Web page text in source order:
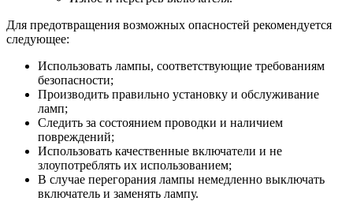
Для предотвращения возможных опасностей рекомендуется
следующее:
Использовать лампы, соответствующие требованиям
безопасности;
Производить правильно установку и обслуживание
ламп;
Следить за состоянием проводки и наличием
повреждений;
Использовать качественные включатели и не
злоупотреблять их использованием;
В случае перегорания лампы немедленно выключать
включатель и заменять лампу.